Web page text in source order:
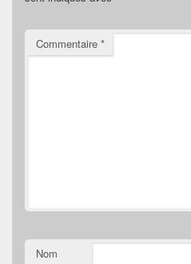
Commentaire *
Nom